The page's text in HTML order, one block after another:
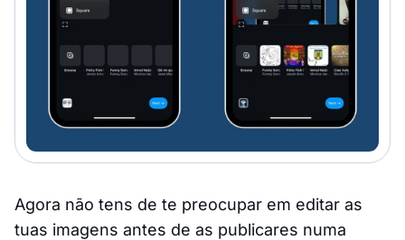
Agora não tens de te preocupar em editar as
tuas imagens antes de as publicares numa